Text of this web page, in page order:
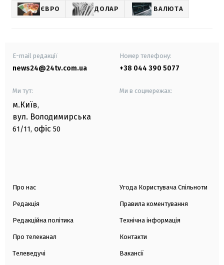
ЄВРО ДОЛАР ВАЛЮТА
E-mail редакції
news24@24tv.com.ua
Номер телефону:
+38 044 390 5077
Ми тут:
м.Київ,
вул. Володимирська
61/11, офіс 50
Ми в соцмережах:
Про нас
Редакція
Редакційна політика
Про телеканал
Телеведучі
Угода Користувача Спільноти
Правила коментування
Технічна інформація
Контакти
Вакансії